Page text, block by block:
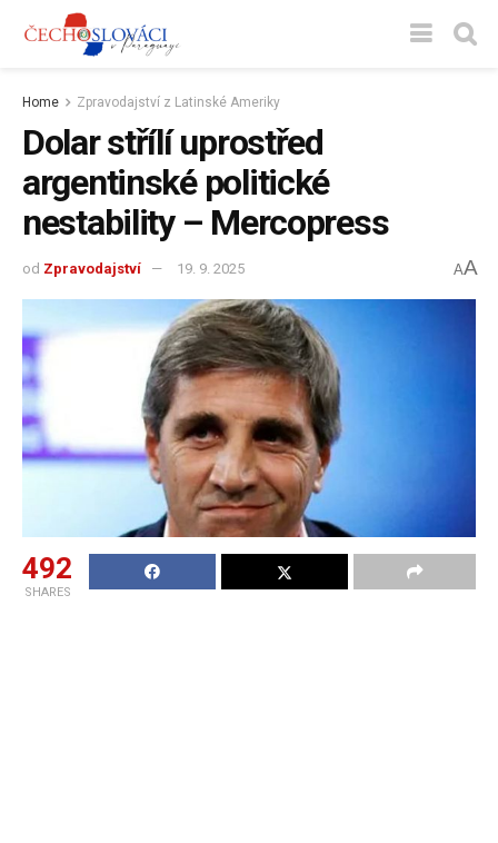
Home Zpravodajství z Latinské Ameriky
Dolar střílí uprostřed
argentinské politické
nestability – Mercopress
od Zpravodajství 19. 9. 2025 AA
492
SHARES